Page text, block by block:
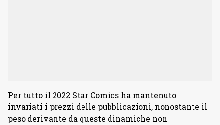
Per tutto il 2022 Star Comics ha mantenuto
invariati i prezzi delle pubblicazioni, nonostante il
peso derivante da queste dinamiche non